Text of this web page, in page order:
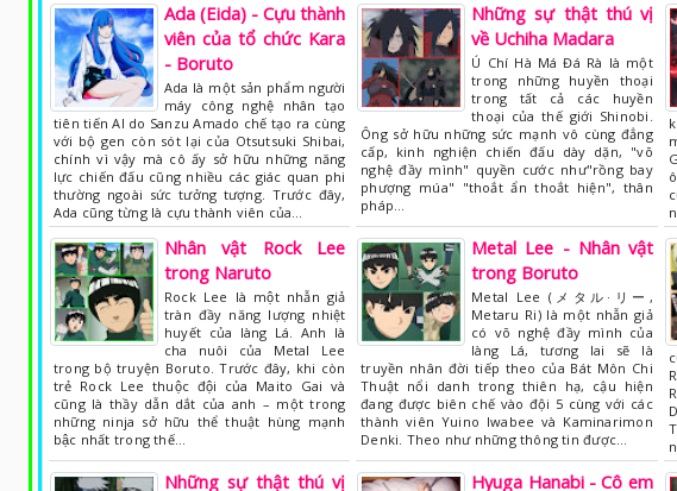
Ada (Eida) - Cựu thành
viên của tổ chức Kara
- Boruto
Ada là một sản phẩm người
máy công nghệ nhân tạo
tiên tiến AI do Sanzu Amado chế tạo ra cùng
với bộ gen còn sót lại của Otsutsuki Shibai,
chính vì vậy mà cô ấy sở hữu những năng
lực chiến đấu cũng nhiều các giác quan phi
thường ngoài sức tưởng tượng. Trước đây,
Ada cũng từng là cựu thành viên của…
Những sự thật thú vị
về Uchiha Madara
Ú Chí Hà Má Đá Rà là một
trong những huyền thoại
trong tất cả các huyền
thoại của thế giới Shinobi.
Ông sở hữu những sức mạnh vô cùng đẳng
cấp, kinh nghiện chiến đấu dày dặn, "võ
nghệ đầy mình" quyền cước như"rồng bay
phượng múa" "thoắt ẩn thoắt hiện", thân
pháp…
Nhân vật Rock Lee
trong Naruto
Rock Lee là một nhẫn giả
tràn đầy năng lượng nhiệt
huyết của làng Lá. Anh là
cha nuôi của Metal Lee
trong bộ truyện Boruto. Trước đây, khi còn
trẻ Rock Lee thuộc đội của Maito Gai và
cũng là thầy dẫn dắt của anh – một trong
những ninja sở hữu thể thuật hùng mạnh
bậc nhất trong thế…
Metal Lee - Nhân vật
trong Boruto
Metal Lee (メタル·リー,
Metaru Ri) là một nhẫn giả
có võ nghệ đầy mình của
làng Lá, tương lai sẽ là
truyền nhân đời tiếp theo của Bát Môn Chi
Thuật nổi danh trong thiên hạ, cậu hiện
đang được biên chế vào đội 5 cùng với các
thành viên Yuino Iwabee và Kaminarimon
Denki. Theo như những thông tin được…
Những sự thật thú vị
Hyuga Hanabi - Cô em